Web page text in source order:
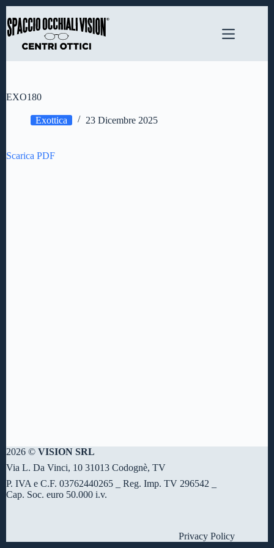
al
contenuto
EXO180
Exottica 23 Dicembre 2025
Scarica PDF
2026 © VISION SRL
Via L. Da Vinci, 10 31013 Codognè, TV
P. IVA e C.F. 03762440265 _ Reg. Imp. TV 296542 _
Cap. Soc. euro 50.000 i.v.
Privacy Policy